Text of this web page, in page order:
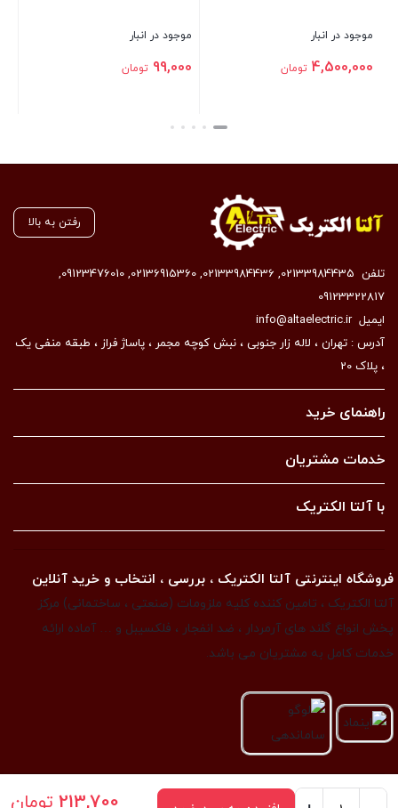
213,700 تومان
موجود در انبار
4,500,000 تومان
موجود در انبار
99,000 تومان
بستن
رفتن به بالا
تلفن 02133984435
,
02133984436
,
02136915360
,
09123476010
,
09123322817
ایمیلinfo@altaelectric.ir
آدرس : تهران ، لاله زار جنوبی ، نبش کوچه مجمر ، پاساژ فراز ، طبقه منفی یک
، پلاک 20
راهنمای خرید
خدمات مشتریان
با آلتا الکتریک
فروشگاه اینترنتی آلتا الکتریک ، بررسی ، انتخاب و خرید آنلاین
آلتا الکتریک ، تامین کننده کلیه ملزومات (صنعتی ، ساختمانی) مرکز
پخش انواع گلند های آرمردار ، ضد انفجار ، فلکسیبل و … آماده ارائه
خدمات کامل به مشتریان می باشد.